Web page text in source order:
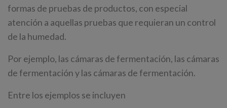
formas de pruebas de productos, con especial
atención a aquellas pruebas que requieran un control
de la humedad.
Por ejemplo, las cámaras de fermentación, las cámaras
de fermentación y las cámaras de fermentación.
Entre los ejemplos se incluyen